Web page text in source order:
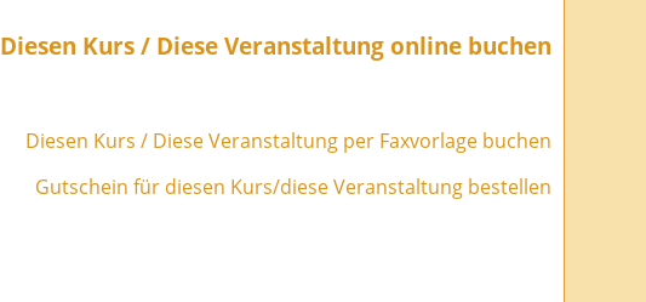
Diesen Kurs / Diese Veranstaltung online buchen
Diesen Kurs / Diese Veranstaltung per Faxvorlage buchen
Gutschein für diesen Kurs/diese Veranstaltung bestellen